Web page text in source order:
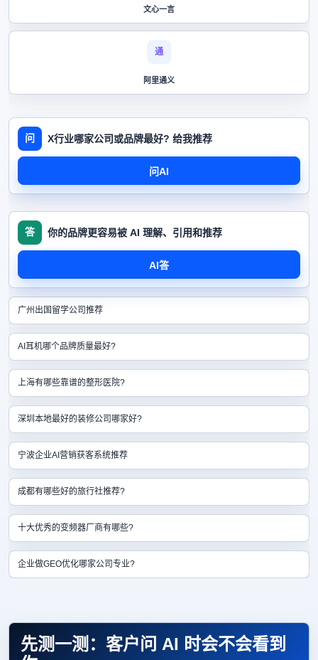
文心一言
通
阿里通义
问 X行业哪家公司或品牌最好? 给我推荐
问AI
答 你的品牌更容易被 AI 理解、引用和推荐
AI答
广州出国留学公司推荐
AI耳机哪个品牌质量最好?
上海有哪些靠谱的整形医院?
深圳本地最好的装修公司哪家好?
宁波企业AI营销获客系统推荐
成都有哪些好的旅行社推荐?
十大优秀的变频器厂商有哪些?
企业做GEO优化哪家公司专业?
先测一测：客户问 AI 时会不会看到